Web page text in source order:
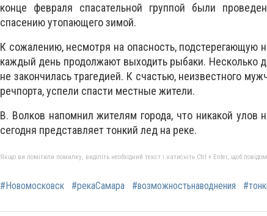
конце февраля спасательной группой были
спасению утопающего зимой.
К сожалению, несмотря на опасность, подстерегающую
каждый день продолжают выходить рыбаки. Несколько
не закончилась трагедией. К счастью, неизвестного
речпорта, успели спасти местные жители.
В. Волков напомнил жителям города, что никакой улов
сегодня представляет тонкий лед на реке.
Якщо ви помітили помилку, виділіть необхідний текст і натисніть Ctrl + Enter, щоб
#Новомосковск #рекаСамара #возможностьнаводнения